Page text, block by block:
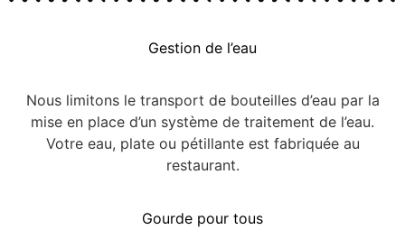
Gestion de l’eau
Nous limitons le transport de bouteilles d’eau par la
mise en place d’un système de traitement de l’eau.
Votre eau, plate ou pétillante est fabriquée au
restaurant.
Gourde pour tous